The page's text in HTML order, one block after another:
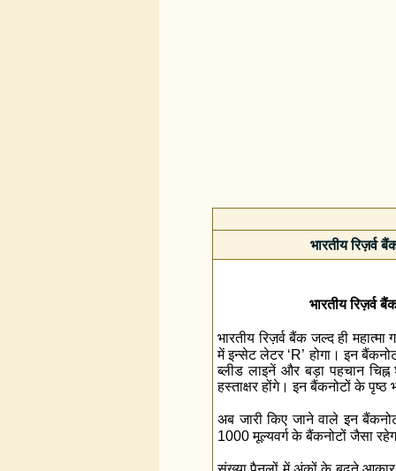
भारतीय रिज़र्व
भारतीय रिज़र्व
भारतीय रिज़र्व बैंक जल्‍द ही
में इन्सेट लेटर ‘R’ होगा। इन
ब्लीड लाइनें और बड़ा पहचान चिह्न
हस्ताक्षर होंगे। इन बैंकनोटों के पृष्‍ठ
अब जारी किए जाने वाले इन
1000 मूल्‍यवर्ग के बैंकनोटों जैसा